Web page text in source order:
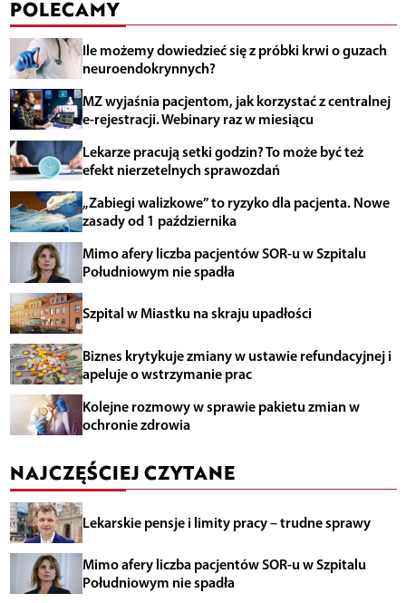
POLECAMY
Ile możemy dowiedzieć się z próbki krwi o guzach
neuroendokrynnych?
MZ wyjaśnia pacjentom, jak korzystać z centralnej
e-rejestracji. Webinary raz w miesiącu
Lekarze pracują setki godzin? To może być też
efekt nierzetelnych sprawozdań
„Zabiegi walizkowe” to ryzyko dla pacjenta. Nowe
zasady od 1 października
Mimo afery liczba pacjentów SOR-u w Szpitalu
Południowym nie spadła
Szpital w Miastku na skraju upadłości
Biznes krytykuje zmiany w ustawie refundacyjnej i
apeluje o wstrzymanie prac
Kolejne rozmowy w sprawie pakietu zmian w
ochronie zdrowia
NAJCZĘŚCIEJ CZYTANE
Lekarskie pensje i limity pracy – trudne sprawy
Mimo afery liczba pacjentów SOR-u w Szpitalu
Południowym nie spadła